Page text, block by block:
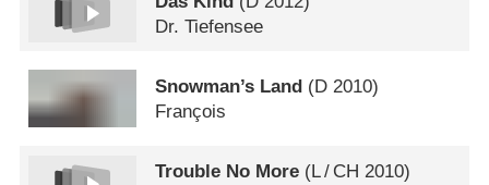
Dr. Tiefensee
Snowman’s Land (D 2010)
François
Trouble No More (L/ CH 2010)